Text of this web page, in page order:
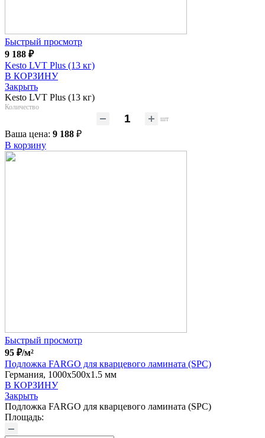
Быстрый просмотр
9 188 ₽
Kesto LVT Plus (13 кг)
В КОРЗИНУ
Закрыть
Kesto LVT Plus (13 кг)
Количество
шт
Ваша цена: 9 188 ₽
В корзину
Быстрый просмотр
95 ₽/м²
Подложка FARGO для кварцевого ламината (SPC)
Германия, 1000x500x1.5 мм
В КОРЗИНУ
Закрыть
Подложка FARGO для кварцевого ламината (SPC)
Площадь: